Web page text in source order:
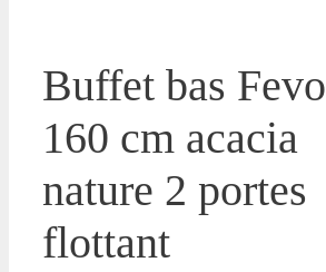
Buffet bas Fevo
160 cm acacia
nature 2 portes
flottant